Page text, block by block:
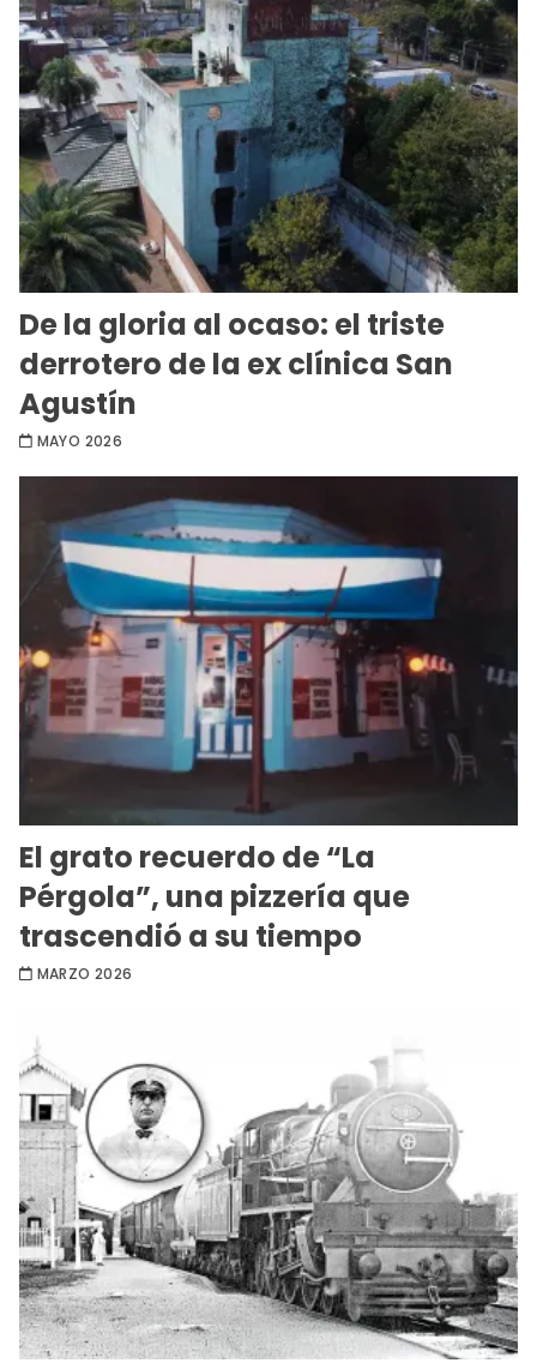
De la gloria al ocaso: el triste
derrotero de la ex clínica San
Agustín
MAYO 2026
El grato recuerdo de “La
Pérgola”, una pizzería que
trascendió a su tiempo
MARZO 2026